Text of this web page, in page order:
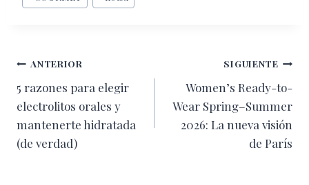
de
Navegación
de
entradas
ANTERIOR
5 razones para elegir
electrolitos orales y
mantenerte hidratada
(de verdad)
SIGUIENTE
Women’s Ready-to-
Wear Spring–Summer
2026: La nueva visión
de París